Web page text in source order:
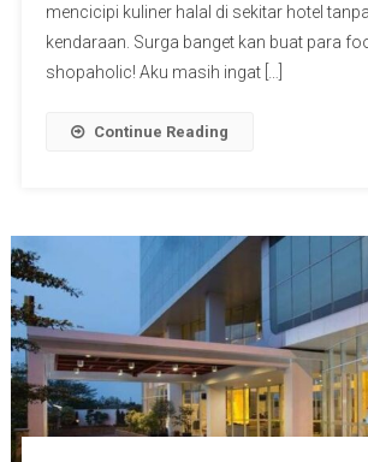
mencicipi kuliner halal di sekitar hotel
kendaraan. Surga banget kan buat para
shopaholic! Aku masih ingat […]
Continue Reading